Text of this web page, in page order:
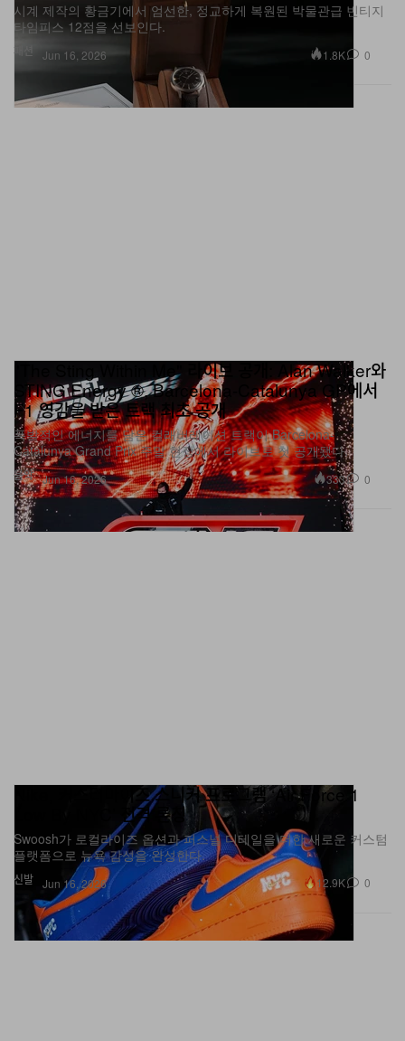
패션
시계 제작의 황금기에서 엄선한, 정교하게 복원된 박물관급 빈티지
타임피스 12점을 선보인다.
Jun 16, 2026 1.8K 0
음악
"The Sting Within Me" 라이브 공개: Alan Walker와
STING Energy ®, Barcelona-Catalunya GP에서
F1 영감을 받은 트랙 최초 공개
폭발적인 에너지를 담은 컬래버레이션 트랙이 Barcelona-
Catalunya Grand Prix 주말 현장에서 라이브로 첫 공개됐다.
Jun 16, 2026 333 0
신발
Nike, 커스터마이즈 스니커 프로그램 ‘Air Force 1
Low By NYC’ 전격 론칭
Swoosh가 로컬라이즈 옵션과 퍼스널 디테일을 더한 새로운 커스텀
플랫폼으로 뉴욕 감성을 완성한다.
Jun 16, 2026 12.9K 0